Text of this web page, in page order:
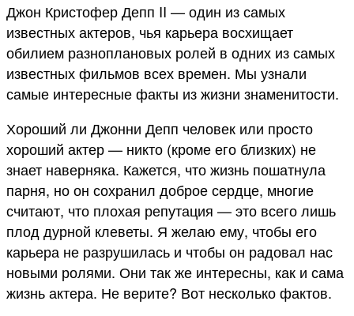
Джон Кристофер Депп II — один из самых
известных актеров, чья карьера восхищает
обилием разноплановых ролей в одних из самых
известных фильмов всех времен. Мы узнали
самые интересные факты из жизни знаменитости.
Хороший ли Джонни Депп человек или просто
хороший актер — никто (кроме его близких) не
знает наверняка. Кажется, что жизнь пошатнула
парня, но он сохранил доброе сердце, многие
считают, что плохая репутация — это всего лишь
плод дурной клеветы. Я желаю ему, чтобы его
карьера не разрушилась и чтобы он радовал нас
новыми ролями. Они так же интересны, как и сама
жизнь актера. Не верите? Вот несколько фактов.